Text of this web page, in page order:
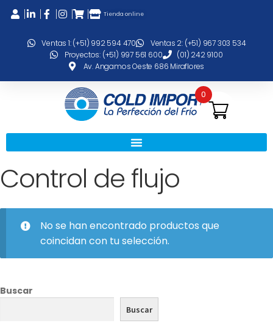
Ventas 1: (+51) 992 594 470
Ventas 2: (+51) 967 303 534
Proyectos: (+51) 997 561 600
(01) 242 9100
Av. Angamos Oeste 686 Miraflores
Tienda online
Control de flujo
No se han encontrado productos que
coincidan con tu selección.
Buscar
Buscar
0